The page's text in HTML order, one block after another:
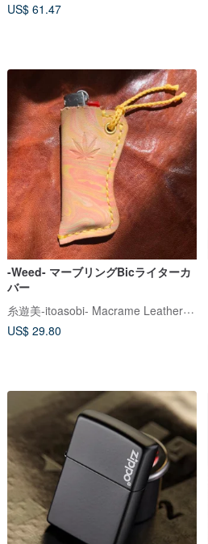
US$ 61.47
-Weed- マーブリングBicライターカ
バー
糸遊美-itoasobi- Macrame Leather Works
US$ 29.80